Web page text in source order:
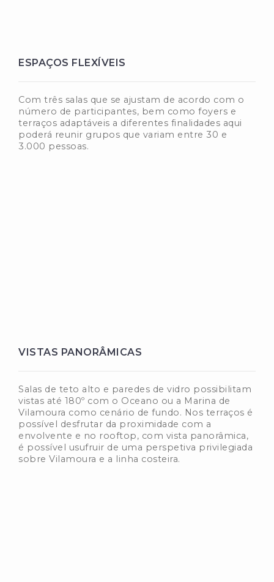
ESPAÇOS FLEXÍVEIS
Com três salas que se ajustam de acordo com o
número de participantes, bem como foyers e
terraços adaptáveis a diferentes finalidades aqui
poderá reunir grupos que variam entre 30 e
3.000 pessoas.
VISTAS PANORÂMICAS
Salas de teto alto e paredes de vidro possibilitam
vistas até 180º com o Oceano ou a Marina de
Vilamoura como cenário de fundo. Nos terraços é
possível desfrutar da proximidade com a
envolvente e no rooftop, com vista panorâmica,
é possível usufruir de uma perspetiva privilegiada
sobre Vilamoura e a linha costeira.